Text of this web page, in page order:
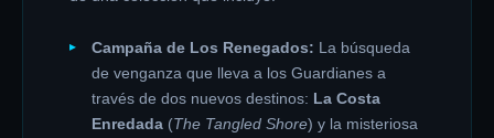
Campaña de Los Renegados: La búsqueda
de venganza que lleva a los Guardianes a
través de dos nuevos destinos: La Costa
Enredada (The Tangled Shore) y la misteriosa